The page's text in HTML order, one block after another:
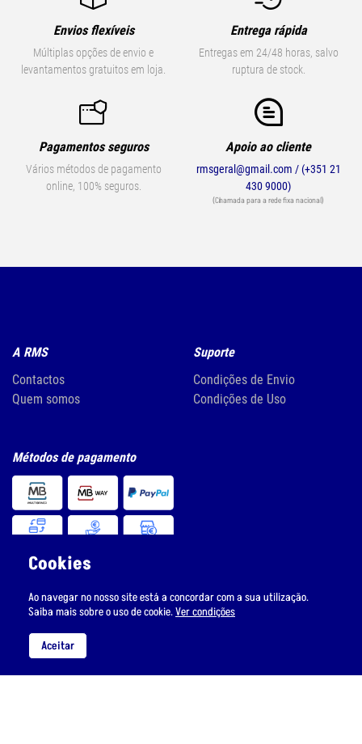
Envios flexíveis
Múltiplas opções de envio e
levantamentos gratuitos em loja.
Entrega rápida
Entregas em 24/48 horas, salvo
ruptura de stock.
Pagamentos seguros
Vários métodos de pagamento
online, 100% seguros.
Apoio ao cliente
rmsgeral@gmail.com / (+351 21
430 9000)
(Chamada para a rede fixa nacional)
A RMS
Contactos
Quem somos
Suporte
Condições de Envio
Condições de Uso
Métodos de pagamento
Siga-nos nas redes sociais
Cookies
Ao navegar no nosso site está a concordar com a sua utilização.
Saiba mais sobre o uso de cookie.Ver condições
Aceitar